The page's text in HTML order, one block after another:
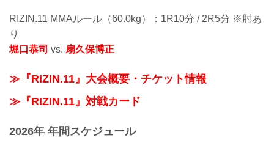
RIZIN.11 MMAルール（60.0kg）：1R10分 / 2R5分 ※肘あ
り
堀口恭司 vs. 扇久保博正
≫『RIZIN.11』大会概要・チケット情報
≫『RIZIN.11』対戦カード
2026年 年間スケジュール